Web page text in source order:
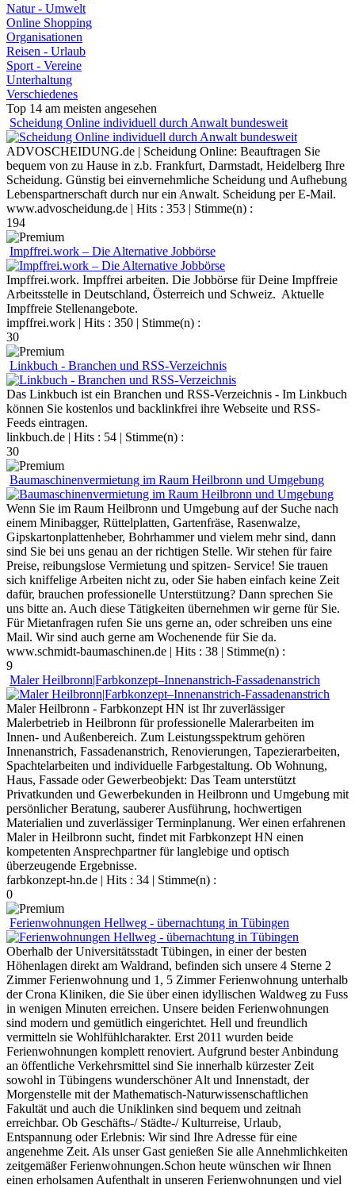
Natur - Umwelt
Online Shopping
Organisationen
Reisen - Urlaub
Sport - Vereine
Unterhaltung
Verschiedenes
Top 14 am meisten angesehen
Scheidung Online individuell durch Anwalt bundesweit
ADVOSCHEIDUNG.de | Scheidung Online: Beauftragen Sie
bequem von zu Hause in z.b. Frankfurt, Darmstadt, Heidelberg Ihre
Scheidung. Günstig bei einvernehmliche Scheidung und Aufhebung
Lebenspartnerschaft durch nur ein Anwalt. Scheidung per E-Mail.
www.advoscheidung.de | Hits : 353 | Stimme(n) :
194
Impffrei.work – Die Alternative Jobbörse
Impffrei.work. Impffrei arbeiten. Die Jobbörse für Deine Impffreie
Arbeitsstelle in Deutschland, Österreich und Schweiz. Aktuelle
Impffreie Stellenangebote.
impffrei.work | Hits : 350 | Stimme(n) :
30
Linkbuch - Branchen und RSS-Verzeichnis
Das Linkbuch ist ein Branchen und RSS-Verzeichnis - Im Linkbuch
können Sie kostenlos und backlinkfrei ihre Webseite und RSS-
Feeds eintragen.
linkbuch.de | Hits : 54 | Stimme(n) :
30
Baumaschinenvermietung im Raum Heilbronn und Umgebung
Wenn Sie im Raum Heilbronn und Umgebung auf der Suche nach
einem Minibagger, Rüttelplatten, Gartenfräse, Rasenwalze,
Gipskartonplattenheber, Bohrhammer und vielem mehr sind, dann
sind Sie bei uns genau an der richtigen Stelle. Wir stehen für faire
Preise, reibungslose Vermietung und spitzen- Service! Sie trauen
sich kniffelige Arbeiten nicht zu, oder Sie haben einfach keine Zeit
dafür, brauchen professionelle Unterstützung? Dann sprechen Sie
uns bitte an. Auch diese Tätigkeiten übernehmen wir gerne für Sie.
Für Mietanfragen rufen Sie uns gerne an, oder schreiben uns eine
Mail. Wir sind auch gerne am Wochenende für Sie da.
www.schmidt-baumaschinen.de | Hits : 38 | Stimme(n) :
9
Maler Heilbronn|Farbkonzept–Innenanstrich-Fassadenanstrich
Maler Heilbronn - Farbkonzept HN ist Ihr zuverlässiger
Malerbetrieb in Heilbronn für professionelle Malerarbeiten im
Innen- und Außenbereich. Zum Leistungsspektrum gehören
Innenanstrich, Fassadenanstrich, Renovierungen, Tapezierarbeiten,
Spachtelarbeiten und individuelle Farbgestaltung. Ob Wohnung,
Haus, Fassade oder Gewerbeobjekt: Das Team unterstützt
Privatkunden und Gewerbekunden in Heilbronn und Umgebung mit
persönlicher Beratung, sauberer Ausführung, hochwertigen
Materialien und zuverlässiger Terminplanung. Wer einen erfahrenen
Maler in Heilbronn sucht, findet mit Farbkonzept HN einen
kompetenten Ansprechpartner für langlebige und optisch
überzeugende Ergebnisse.
farbkonzept-hn.de | Hits : 34 | Stimme(n) :
0
Ferienwohnungen Hellweg - übernachtung in Tübingen
Oberhalb der Universitätsstadt Tübingen, in einer der besten
Höhenlagen direkt am Waldrand, befinden sich unsere 4 Sterne 2
Zimmer Ferienwohnung und 1, 5 Zimmer Ferienwohnung unterhalb
der Crona Kliniken, die Sie über einen idyllischen Waldweg zu Fuss
in wenigen Minuten erreichen. Unsere beiden Ferienwohnungen
sind modern und gemütlich eingerichtet. Hell und freundlich
vermitteln sie Wohlfühlcharakter. Erst 2011 wurden beide
Ferienwohnungen komplett renoviert. Aufgrund bester Anbindung
an öffentliche Verkehrsmittel sind Sie innerhalb kürzester Zeit
sowohl in Tübingens wunderschöner Alt und Innenstadt, der
Morgenstelle mit der Mathematisch-Naturwissenschaftlichen
Fakultät und auch die Uniklinken sind bequem und zeitnah
erreichbar. Ob Geschäfts-/ Städte-/ Kulturreise, Urlaub,
Entspannung oder Erlebnis: Wir sind Ihre Adresse für eine
angenehme Zeit. Als unser Gast genießen Sie alle Annehmlichkeiten
zeitgemäßer Ferienwohnungen.Schon heute wünschen wir Ihnen
einen erholsamen Aufenthalt in unseren Ferienwohnungen und viel